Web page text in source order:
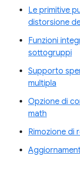
Le primitive
distorsione
Funzioni
sottogruppi
Supporto
multipla
Opzione di
math
Rimozione di